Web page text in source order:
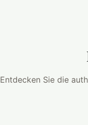
Entdecken Sie die